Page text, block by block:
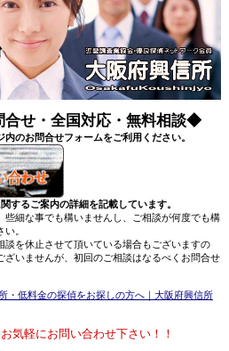
せ・全国対応・無料相談◆
のお問合せフォームをご利用ください。
するご案内の詳細を記載しています。
細な事でも構いませんし、ご相談が何度でも構
。
を休止させて頂いている場合もございますの
いませんが、初回のご相談はなるべくお問合せ
・低料金の探偵をお探しの方へ｜大阪府興信所
気軽にお問い合わせ下さい！！